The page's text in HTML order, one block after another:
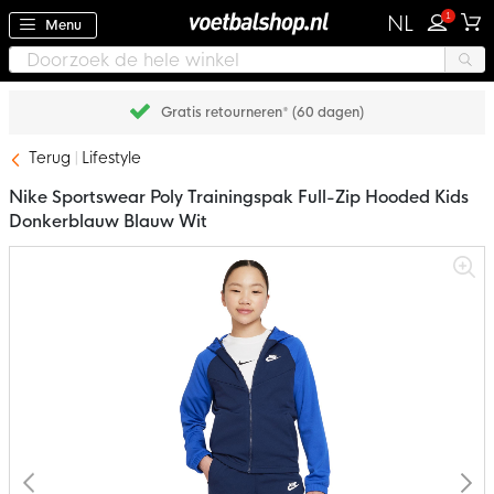
Menu NL 1
Gratis retourneren* (60 dagen)
Terug Lifestyle
Nike Sportswear Poly Trainingspak Full-Zip Hooded Kids
Donkerblauw Blauw Wit